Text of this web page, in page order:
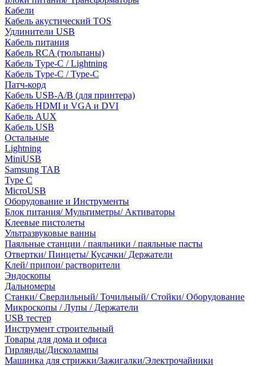
Кабели
Кабель акустический TOS
Удлинители USB
Кабель питания
Кабель RCA (тюльпаны)
Кабель Type-C / Lightning
Кабель Type-C / Type-C
Патч-корд
Кабель USB-A/B (для принтера)
Кабель HDMI и VGA и DVI
Кабель AUX
Кабель USB
Остальные
Lightning
MiniUSB
Samsung TAB
Type C
MicroUSB
Оборудование и Инструменты
Блок питания/ Мультиметры/ Активаторы
Клеевые пистолеты
Ультразвуковые ванны
Паяльные станции / паяльники / паяльные пасты
Отвертки/ Пинцеты/ Кусачки/ Держатели
Клей/ припои/ растворители
Эндоскопы
Дальномеры
Станки/ Сверлильный/ Точильный/ Стойки/ Оборудование
Микроскопы / Лупы / Держатели
USB тестер
Инструмент строительный
Товары для дома и офиса
Гирлянды/Дисколампы
Машинка для стрижки/Зажигалки/Электрочайники